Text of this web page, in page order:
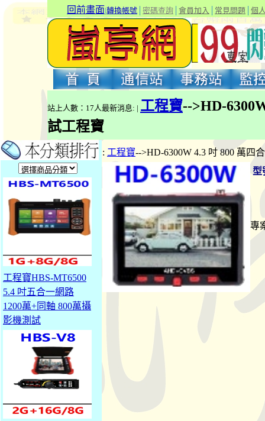
回前畫面|轉換帳號 密碼查詢 會員加入 常見問題 個
站上人數：17人最新消息: | 工程寶-->HD-
試工程寶
工程寶HBS-MT6500
5.4 吋五合一網路
1200萬+同軸 800萬攝
影機測試
: 工程寶-->HD-6300W 4.3 吋 800 萬四
型
專